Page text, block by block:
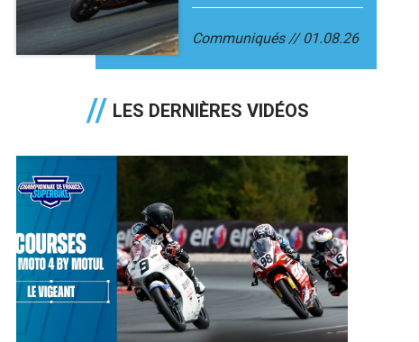
Communiqués 01.08.26
LES DERNIÈRES VIDÉOS